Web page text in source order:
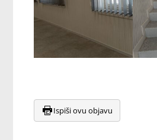
Ispiši ovu objavu